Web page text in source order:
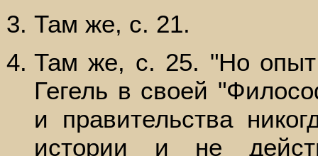
Там же, с. 21.
Там же, с. 25. "Но опыт
Гегель в своей
и правительства
истории и не